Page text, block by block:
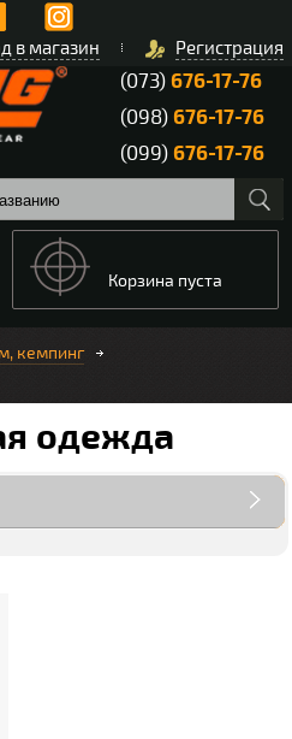
в магазин Регистрация
(073)676-17-76
(098)676-17-76
(099)676-17-76
Корзина пуста
кемпинг
одежда